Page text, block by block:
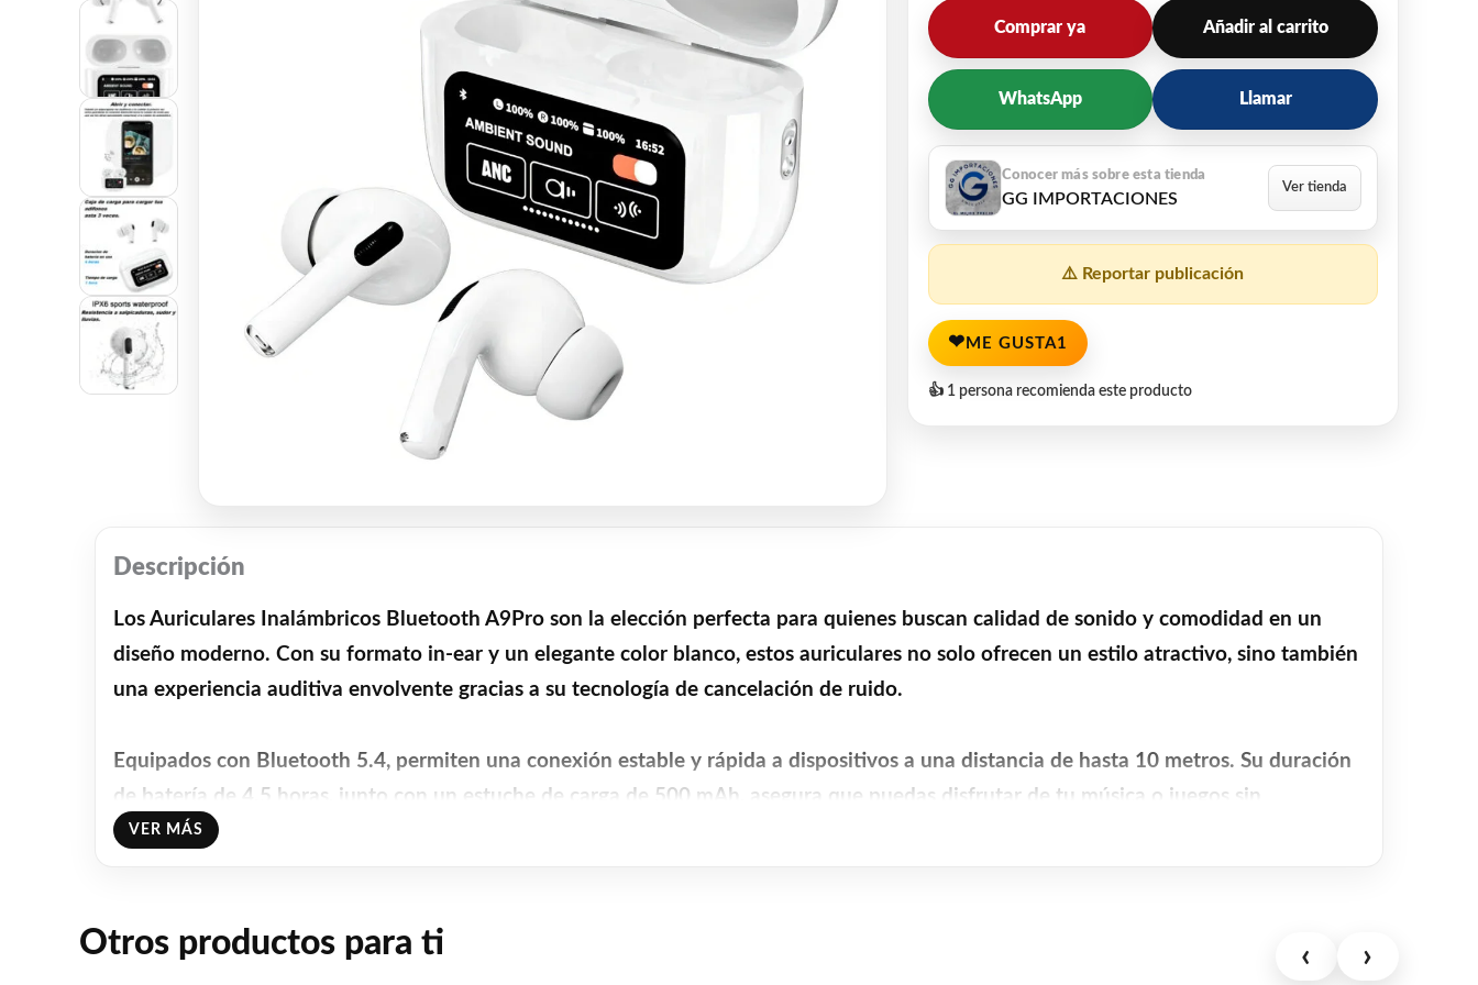
Comprar ya Añadir al carrito
WhatsApp Llamar
GG IMPORTACIONES
⚠️ Reportar publicación
❤ ME GUSTA1
👍 1 persona recomienda este producto
Descripción
Los Auriculares Inalámbricos Bluetooth A9Pro son la elección perfecta para quienes buscan calidad de sonido y comodidad en un
diseño moderno. Con su formato in-ear y un elegante color blanco, estos auriculares no solo ofrecen un estilo atractivo, sino también
una experiencia auditiva envolvente gracias a su tecnología de cancelación de ruido.
Equipados con Bluetooth 5.4, permiten una conexión estable y rápida a dispositivos a una distancia de hasta 10 metros. Su duración
de batería de 4.5 horas, junto con un estuche de carga de 500 mAh, asegura que puedas disfrutar de tu música o juegos sin
interrupciones. Además, el tiempo de carga de solo 1 hora para los auriculares y 1.5 horas para el estuche garantiza que siempre
Los A9Pro son ideales para gamers, ya que cuentan con un micrófono integrado que permite realizar llamadas y comunicarse con
VER MÁS
Otros productos para ti ‹ ›